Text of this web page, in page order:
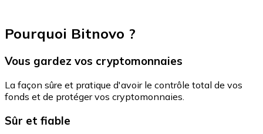
Pourquoi Bitnovo ?
Vous gardez vos cryptomonnaies
La façon sûre et pratique d'avoir le contrôle total de vos
fonds et de protéger vos cryptomonnaies.
Sûr et fiable